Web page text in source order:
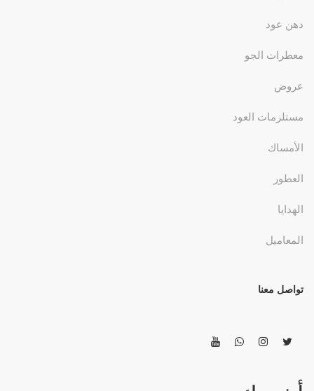
دهن عود
معطرات الجو
عروض
مستلزمات العود
الأمساك
العطور
الهدايا
المعاميل
تواصل معنا